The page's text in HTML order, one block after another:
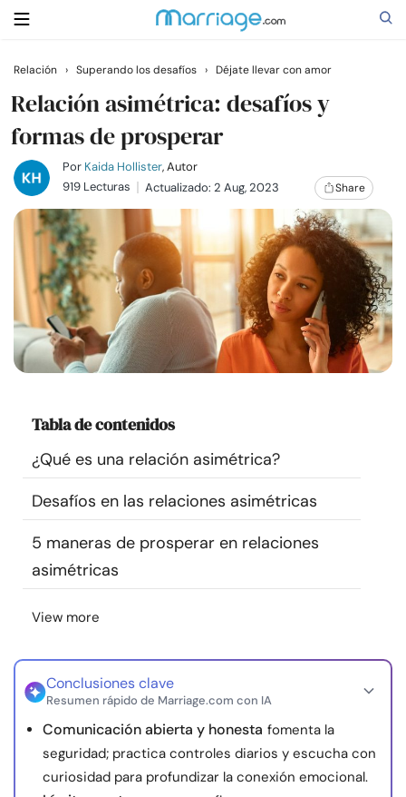
Buscar
Casarse
Relaciones
Familia
Ayuda
Cursos
Recursos
Comunidad
Idioma
nosotros
© Copyright 2026. Todos los derechos reservados.
Relación › Superando los desafíos › Déjate llevar con amor
Relación asimétrica: desafíos y
formas de prosperar
Por Kaida Hollister, Autor
919 Lecturas
Actualizado: 2 Aug, 2023 Share
Tabla de contenidos
¿Qué es una relación asimétrica?
Desafíos en las relaciones asimétricas
5 maneras de prosperar en relaciones
asimétricas
View more
Conclusiones clave
Resumen rápido de Marriage.com con IA
Comunicación abierta y honesta fomenta la
seguridad; practica controles diarios y escucha con
curiosidad para profundizar la conexión emocional.